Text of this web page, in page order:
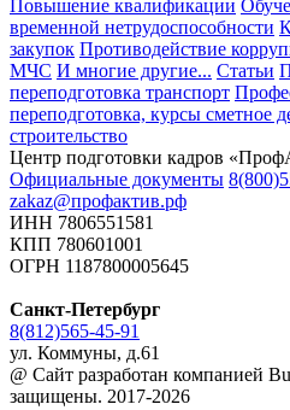
Повышение квалификации
временной нетрудоспособности
закупок Противодействие
МЧС И многие другие... Статьи
переподготовка транспорт
переподготовка, курсы сметное
строительство
Центр подготовки кадров
Официальные документы
zakaz@профактив.рф
ИНН 7806551581
КПП 780601001
ОГРН 1187800005645
Санкт-Петербург
8(812)565-45-91
ул. Коммуны, д.61
@ Сайт разработан компанией
защищены. 2017-2026